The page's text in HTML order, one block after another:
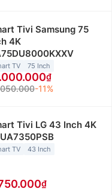
sử dụng kết hợp
có độ phân giải 4K
và ​​tấm nền toàn
giúp mang đến
động. Đồng thời,
hòa quyện giữa
kế tinh tế. Công
Tivi Samsung 75
4K
TV 75 Inch
-11%
Tivi LG 43 Inch 4K
TV 43 Inch